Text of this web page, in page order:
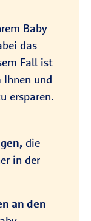
Baby
das
Fall ist
und
ersparen.
die
in der
an den